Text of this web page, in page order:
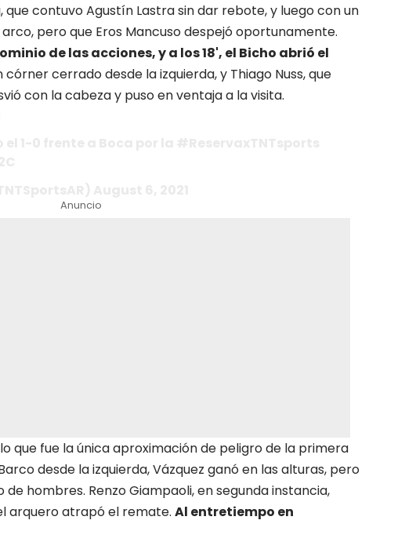
contuvo Agustín Lastra sin dar rebote, y luego con un
pero que Eros Mancuso despejó oportunamente.
de las acciones, y a los 18', el Bicho abrió el
cerrado desde la izquierda, y Thiago Nuss, que
con la cabeza y puso en ventaja a la visita.
Anuncio
que fue la única aproximación de peligro de la primera
desde la izquierda, Vázquez ganó en las alturas, pero
hombres. Renzo Giampaoli, en segunda instancia,
arquero atrapó el remate. Al entretiempo en